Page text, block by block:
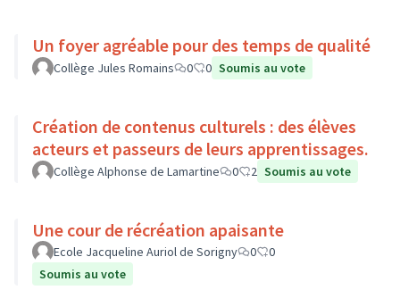
Un foyer agréable pour des temps de qualité
Collège Jules Romains 0 0 Soumis au vote
Création de contenus culturels : des élèves
acteurs et passeurs de leurs apprentissages.
Collège Alphonse de Lamartine 0 2 Soumis au vote
Une cour de récréation apaisante
Ecole Jacqueline Auriol de Sorigny 0
0
Soumis au vote